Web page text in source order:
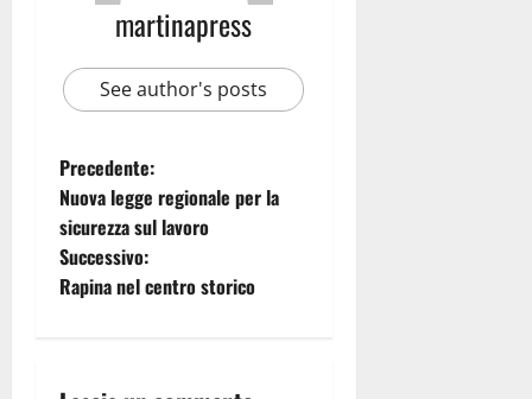
martinapress
See author's posts
Precedente:
Nuova legge regionale per la
sicurezza sul lavoro
Successivo:
Rapina nel centro storico